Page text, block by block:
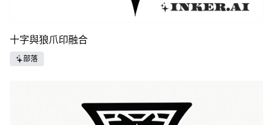
十字與狼爪印融合
部落